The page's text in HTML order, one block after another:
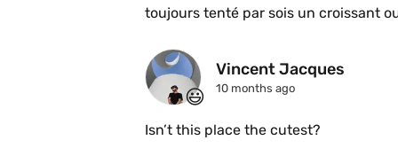
toujours tenté par sois un croissant
@disco__mayo composition: œuf,
brown et ketchup aux bananes. Oh
copieux pour moi. Et non, ça ne
colorées à la Chanel, c’est du
😃
Vincent Jacques
10 months ago